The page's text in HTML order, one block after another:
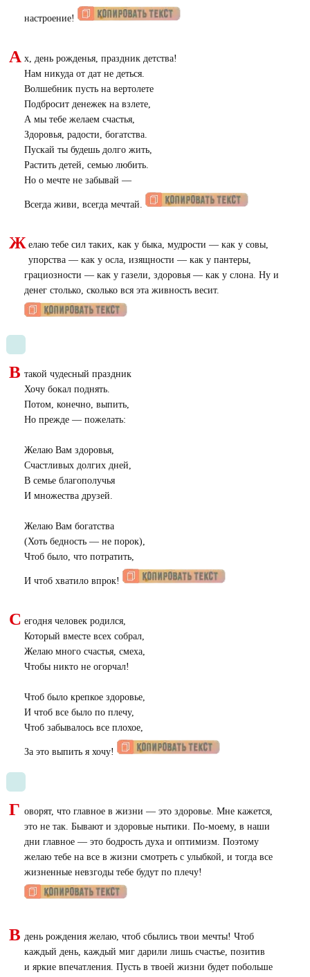
настроение!
А х, день рожденья, праздник детства!
Нам никуда от дат не деться.
Волшебник пусть на вертолете
Подбросит денежек на взлете,
А мы тебе желаем счастья,
Здоровья, радости, богатства.
Пускай ты будешь долго жить,
Растить детей, семью любить.
Но о мечте не забывай —
Всегда живи, всегда мечтай.
Ж елаю тебе сил таких, как у быка, мудрости — как у совы,
упорства — как у осла, изящности — как у пантеры,
грациозности — как у газели, здоровья — как у слона. Ну и
денег столько, сколько вся эта живность весит.
В такой чудесный праздник
Хочу бокал поднять.
Потом, конечно, выпить,
Но прежде — пожелать:
Желаю Вам здоровья,
Счастливых долгих дней,
В семье благополучья
И множества друзей.
Желаю Вам богатства
(Хоть бедность — не порок),
Чтоб было, что потратить,
И чтоб хватило впрок!
С егодня человек родился,
Который вместе всех собрал,
Желаю много счастья, смеха,
Чтобы никто не огорчал!
Чтоб было крепкое здоровье,
И чтоб все было по плечу,
Чтоб забывалось все плохое,
За это выпить я хочу!
Г оворят, что главное в жизни — это здоровье. Мне кажется,
это не так. Бывают и здоровые нытики. По-моему, в наши
дни главное — это бодрость духа и оптимизм. Поэтому
желаю тебе на все в жизни смотреть с улыбкой, и тогда все
жизненные невзгоды тебе будут по плечу!
В день рождения желаю, чтоб сбылись твои мечты! Чтоб
каждый день, каждый миг дарили лишь счастье, позитив
и яркие впечатления. Пусть в твоей жизни будет побольше